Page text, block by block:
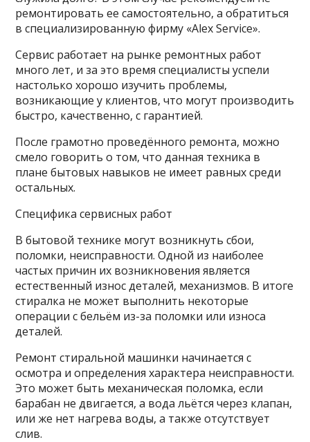
ремонтировать еесамостоятельно, а обратиться
в специализированную фирму «Alex Service».
Сервис работает на рынке ремонтных работ
много лет, и за это время специалисты успели
настолько хорошо изучить проблемы,
возникающие у клиентов, что могут производить
быстро, качественно, с гарантией.
После грамотно проведённого ремонта, можно
смело говорить о том, что данная техника в
плане бытовых навыков не имеет равных среди
остальных.
Специфика сервисных работ
В бытовой технике могут возникнуть сбои,
поломки, неисправности. Одной из наиболее
частых причин их возникновения является
естественный износ деталей, механизмов. В итоге
стиралка не может выполнить некоторые
операции с бельём из-за поломки или износа
деталей.
Ремонт стиральной машинки начинается с
осмотра и определения характера неисправности.
Это может быть механическая поломка, если
барабан не двигается, а вода льётся через клапан,
или же нет нагрева воды, а также отсутствует
слив.